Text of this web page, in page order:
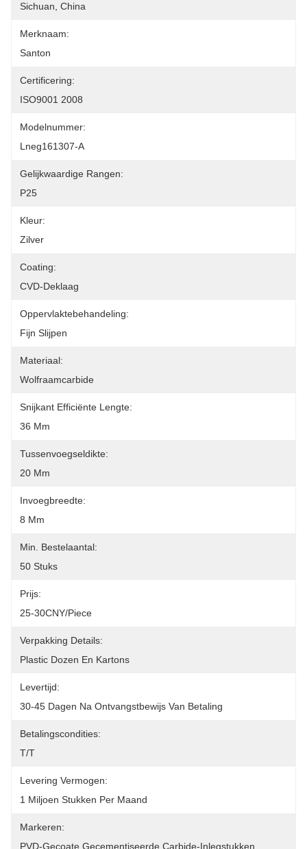
Sichuan, China
Merknaam:
Santon
Certificering:
ISO9001 2008
Modelnummer:
Lneg161307-A
Gelijkwaardige Rangen:
P25
Kleur:
Zilver
Coating:
CVD-Deklaag
Oppervlaktebehandeling:
Fijn Slijpen
Materiaal:
Wolfraamcarbide
Snijkant Efficiënte Lengte:
36 Mm
Tussenvoegseldikte:
20 Mm
Invoegbreedte:
8 Mm
Min. Bestelaantal:
50 Stuks
Prijs:
25-30CNY/piece
Verpakking Details:
Plastic Dozen En Kartons
Levertijd:
30-45 Dagen Na Ontvangstbewijs Van Betaling
Betalingscondities:
T/T
Levering Vermogen:
1 Miljoen Stukken Per Maand
Markeren:
PVD-Gecoate Gecementiseerde Carbide-Inlegstukken